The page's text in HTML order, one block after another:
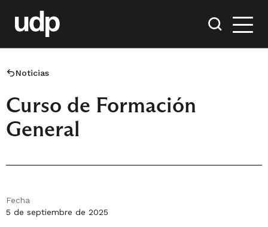
Noticias
Curso de Formación
General
Fecha
5 de septiembre de 2025